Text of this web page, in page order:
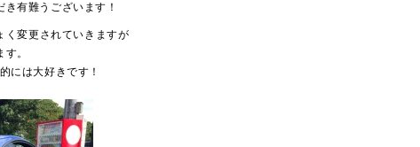
有難うございます！
く変更されていきますが
。
には大好きです！